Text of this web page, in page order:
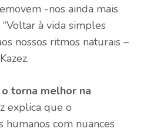
-nos ainda mais
à vida simples
nossos ritmos naturais –
torna melhor na
explica que o
humanos com nuances